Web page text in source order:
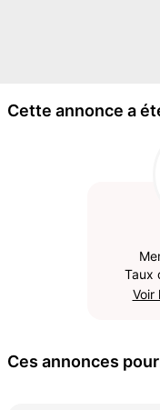
Cette annonce a
Taux
Voir
Ces annonces